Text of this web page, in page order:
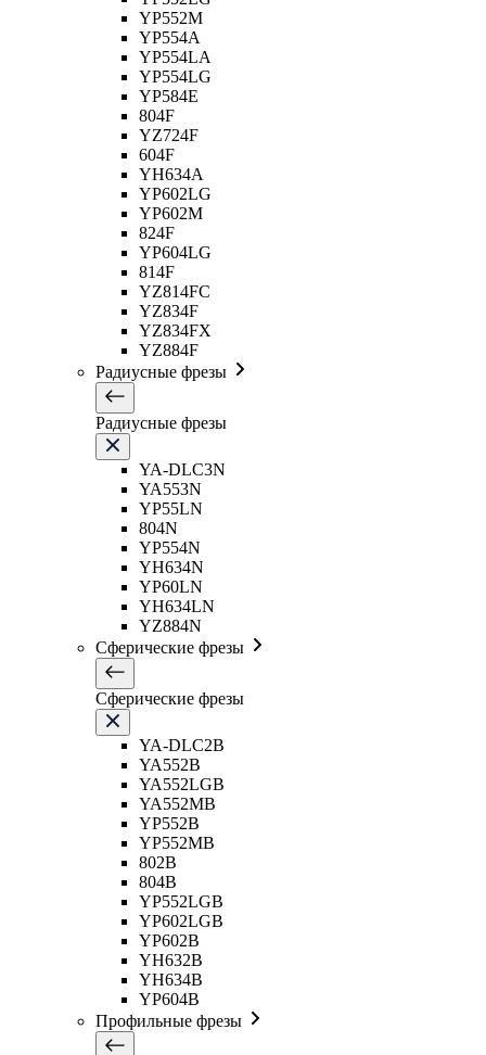
YP552M
YP554A
YP554LA
YP554LG
YP584E
804F
YZ724F
604F
YH634A
YP602LG
YP602M
824F
YP604LG
814F
YZ814FC
YZ834F
YZ834FX
YZ884F
Радиусные фрезы
Радиусные фрезы
YA-DLC3N
YA553N
YP55LN
804N
YP554N
YH634N
YP60LN
YH634LN
YZ884N
Сферические фрезы
Сферические фрезы
YA-DLC2B
YA552B
YA552LGB
YA552MB
YP552B
YP552MB
802B
804B
YP552LGB
YP602LGB
YP602B
YH632B
YH634B
YP604B
Профильные фрезы